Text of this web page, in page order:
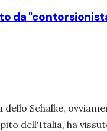
da
Schalke,
dell'Italia, ha